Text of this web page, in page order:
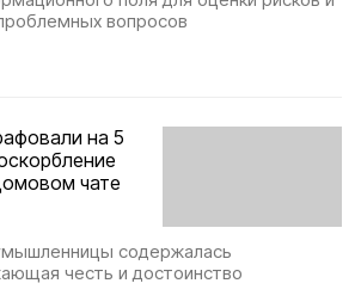
вопросов
на 5
чате
содержалась
честь и достоинство